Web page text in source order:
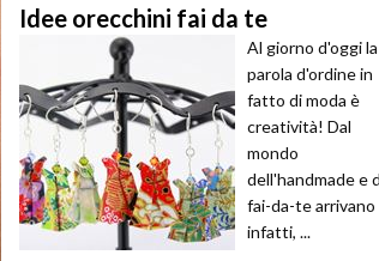
Idee orecchini fai da te
Al giorno d'oggi la
parola d'ordine in
fatto di moda è
creatività! Dal
mondo
dell'handmade e
fai-da-te arrivano
infatti, ...